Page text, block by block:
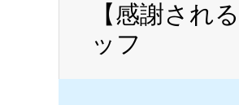
【感謝され
ッフ